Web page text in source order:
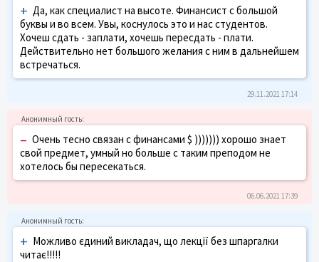
+ Да, как специалист на высоте. Финансист с большой
буквы и во всем. Увы, коснулось это и нас студентов.
Хочеш сдать - заплати, хочешь пересдать - плати.
Действительно нет большого желания с ним в дальнейшем
встречаться.
29.11.2021 17:14
– Очень тесно связан с финансами $ ))))))) хорошо знает
свой предмет, умный но больше с таким преподом не
хотелось бы пересекаться.
06.06.2021 17:39
+ Можливо єдиний викладач, що лекції без шпаргалки
читає!!!!!